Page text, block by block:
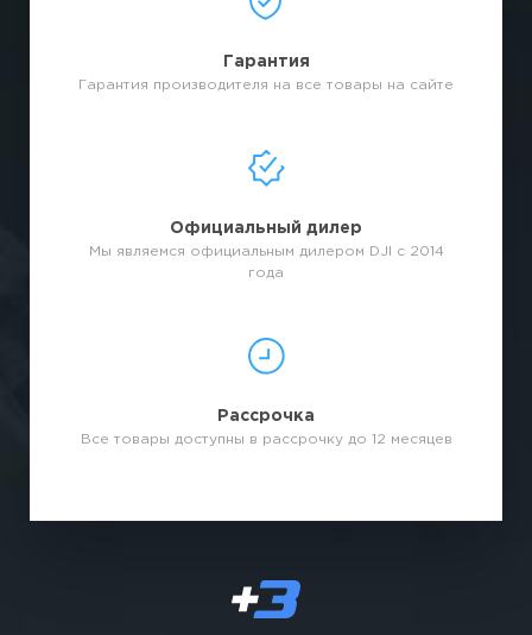
Гарантия
Гарантия производителя на все товары на сайте
Официальный дилер
Мы являемся официальным дилером DJI с 2014
года
Рассрочка
Все товары доступны в рассрочку до 12 месяцев